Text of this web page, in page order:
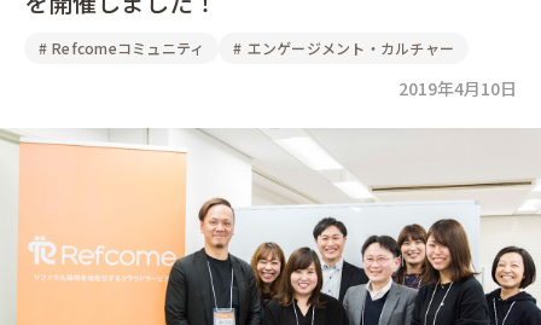
# Refcomeコミュニティ # エンゲージメント・カルチャー
2019年4月10日